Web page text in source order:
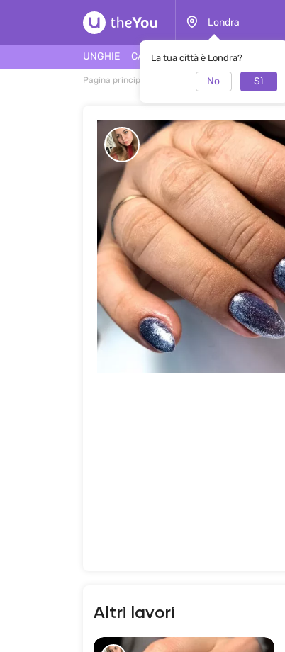
Londra
La tua città è Londra?
No Sì
UNGHIE CAPELLI FACCIA TATUAGGI
Pagina principale Manicure #46764
Altri lavori